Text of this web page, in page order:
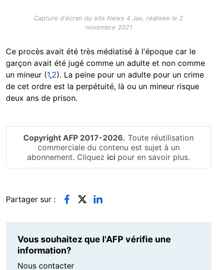
Capture d'écran du site News 4 Jax, réalisée le 2
novembre 2021
Ce procès avait été très médiatisé à l'époque car le
garçon avait été jugé comme un adulte et non comme
un mineur (1,2). La peine pour un adulte pour un crime
de cet ordre est la perpétuité, là ou un mineur risque
deux ans de prison.
Copyright AFP 2017-2026. Toute réutilisation
commerciale du contenu est sujet à un
abonnement. Cliquez ici pour en savoir plus.
Partager sur :
Vous souhaitez que l'AFP vérifie une
information?
Nous contacter